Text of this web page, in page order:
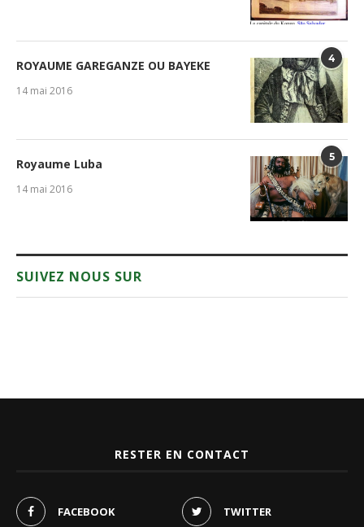
4
ROYAUME GAREGANZE OU BAYEKE
14 mai 2016
5
Royaume Luba
14 mai 2016
SUIVEZ NOUS SUR
RESTER EN CONTACT
FACEBOOK TWITTER